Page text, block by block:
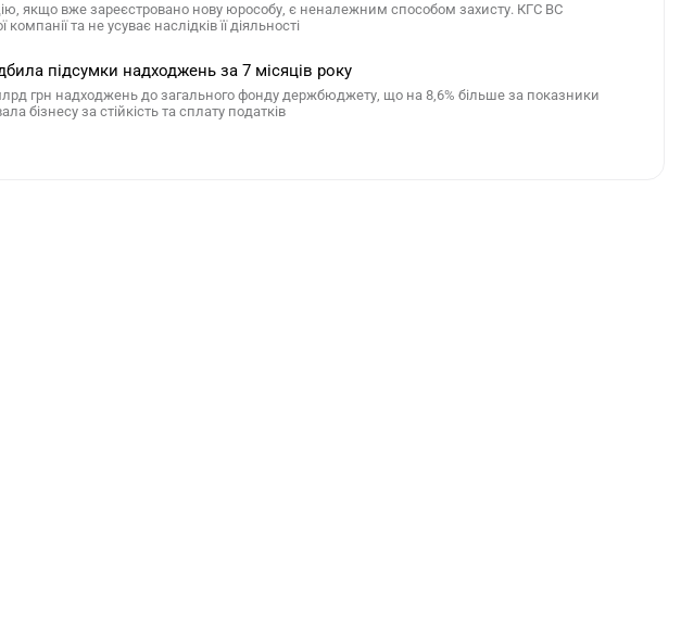
якщо вже зареєстровано нову юрособу, є неналежним способом захисту. КГС ВС
та не усуває наслідків її діяльності
підсумки надходжень за 7 місяців року
грн надходжень до загального фонду держбюджету, що на 8,6% більше за показники
бізнесу за стійкість та сплату податків